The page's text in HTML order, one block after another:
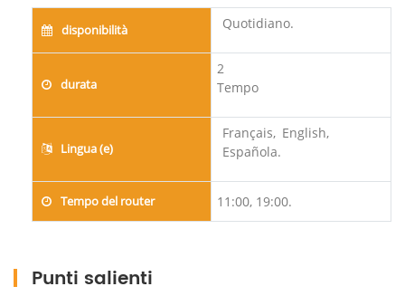
disponibilità Quotidiano.
durata
2
Tempo
Lingua (e)
Français, English,
Española.
Tempo del router 11:00, 19:00.
Punti salienti